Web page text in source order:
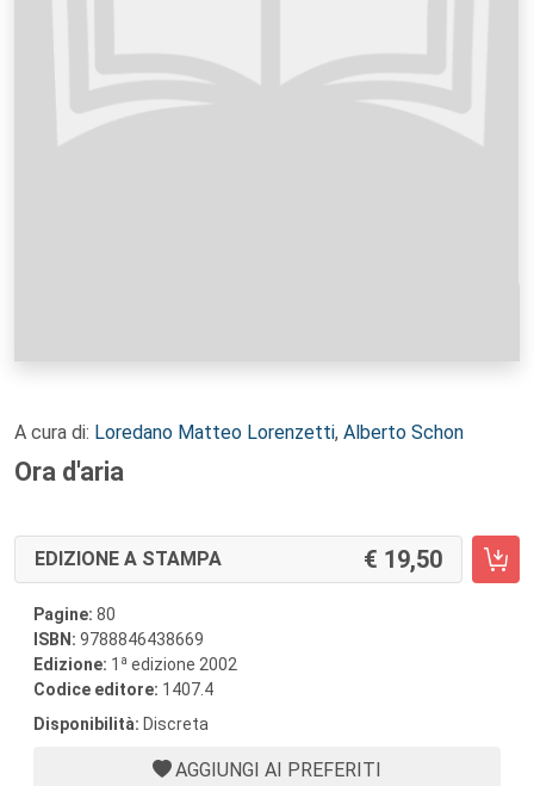
A cura di: Loredano Matteo Lorenzetti, Alberto Schon
Ora d'aria
EDIZIONE A STAMPA 19,50
Pagine: 80
ISBN: 9788846438669
Edizione: 1 a edizione 2002
Codice editore: 1407.4
Disponibilità: Discreta
AGGIUNGI AI PREFERITI